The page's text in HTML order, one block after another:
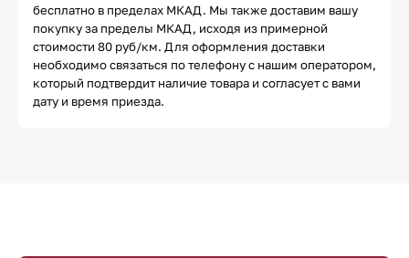
бесплатно в пределах МКАД. Мы также доставим вашу
покупку за пределы МКАД, исходя из примерной
стоимости 80 руб/км. Для оформления доставки
необходимо связаться по телефону с нашим оператором,
который подтвердит наличие товара и согласует с вами
дату и время приезда.